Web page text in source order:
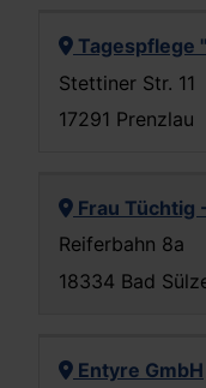
Tagespflege
Stettiner Str. 11
17291 Prenzlau
Frau Tüchtig
Reiferbahn 8a
18334 Bad
Entyre GmbH